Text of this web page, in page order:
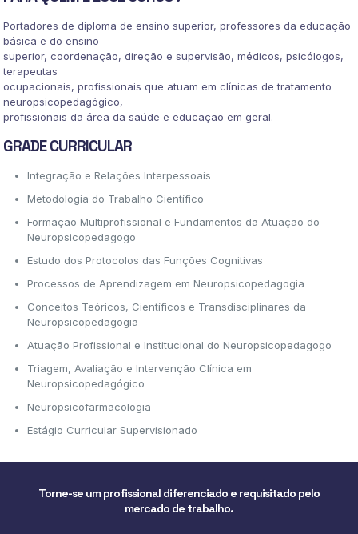
Portadores de diploma de ensino superior, professores da educação
básica e do ensino
superior, coordenação, direção e supervisão, médicos, psicólogos,
terapeutas
ocupacionais, profissionais que atuam em clínicas de tratamento
neuropsicopedagógico,
profissionais da área da saúde e educação em geral.
GRADE CURRICULAR
Integração e Relações Interpessoais
Metodologia do Trabalho Científico
Formação Multiprofissional e Fundamentos da Atuação do
Neuropsicopedagogo
Estudo dos Protocolos das Funções Cognitivas
Processos de Aprendizagem em Neuropsicopedagogia
Conceitos Teóricos, Científicos e Transdisciplinares da
Neuropsicopedagogia
Atuação Profissional e Institucional do Neuropsicopedagogo
Triagem, Avaliação e Intervenção Clínica em
Neuropsicopedagógico
Neuropsicofarmacologia
Estágio Curricular Supervisionado
Torne-se um profissional diferenciado e requisitado pelo
mercado de trabalho.